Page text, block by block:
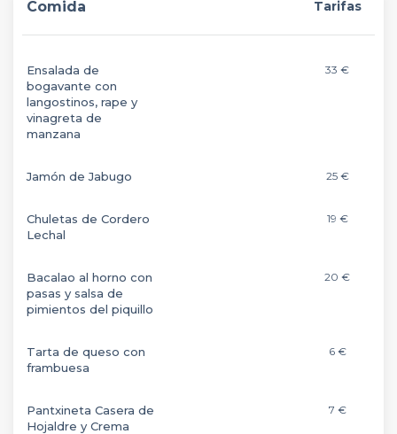
Comida Tarifas
Ensalada de
bogavante con
langostinos, rape y
vinagreta de
manzana
33 €
Jamón de Jabugo 25 €
Chuletas de Cordero
Lechal
19 €
Bacalao al horno con
pasas y salsa de
pimientos del piquillo
20 €
Tarta de queso con
frambuesa
6 €
Pantxineta Casera de
Hojaldre y Crema
7 €